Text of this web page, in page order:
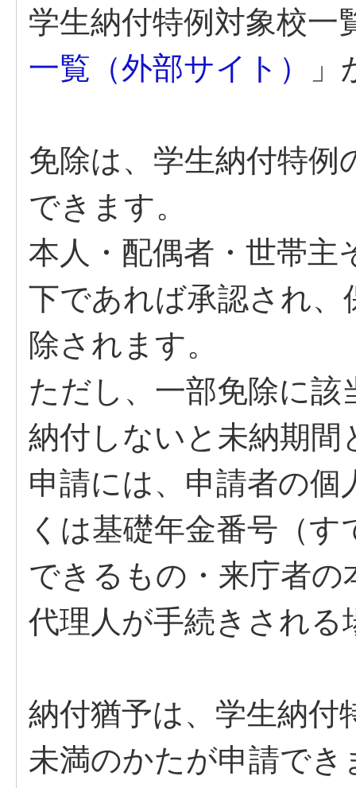
学生納付特例対象校一
一覧（外部サイト）
免除は、学生納付特
できます。
本人・配偶者・世帯主
下であれば承認され
除されます。
ただし、一部免除に
納付しないと未納期間
申請には、申請者の
くは基礎年金番号（
できるもの・来庁者
代理人が手続きされる
納付猶予は、学生納付
未満のかたが申請でき